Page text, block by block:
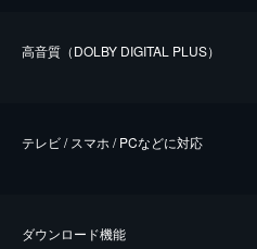
⾼⾳質（DOLBY DIGITAL PLUS）
テレビ / スマホ / PCなどに対応
ダウンロード機能